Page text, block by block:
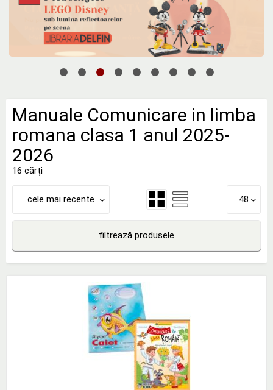
Manuale Comunicare in limba
romana clasa 1 anul 2025-
2026
16 cărți
cele mai recente 48
filtrează produsele